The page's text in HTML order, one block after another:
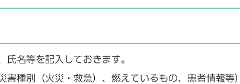
氏名等を記入しておきます。
害種別（火災・救急）、燃えているもの、患者情報等）